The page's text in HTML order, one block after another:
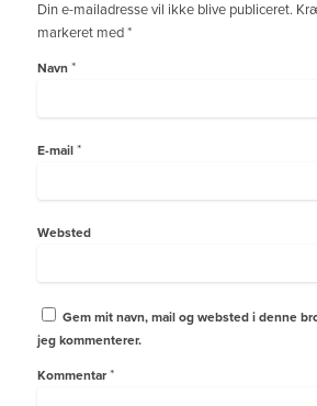
Din e-mailadresse vil ikke blive publiceret.
markeret med*
Navn *
E-mail *
Websted
Gem mit navn, mail og websted i denne
jeg kommenterer.
Kommentar *